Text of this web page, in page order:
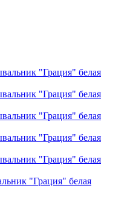
"Грация" белая